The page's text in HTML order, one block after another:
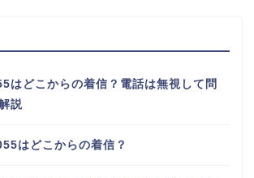
はどこからの着信？電話は無視して問
説
はどこからの着信？